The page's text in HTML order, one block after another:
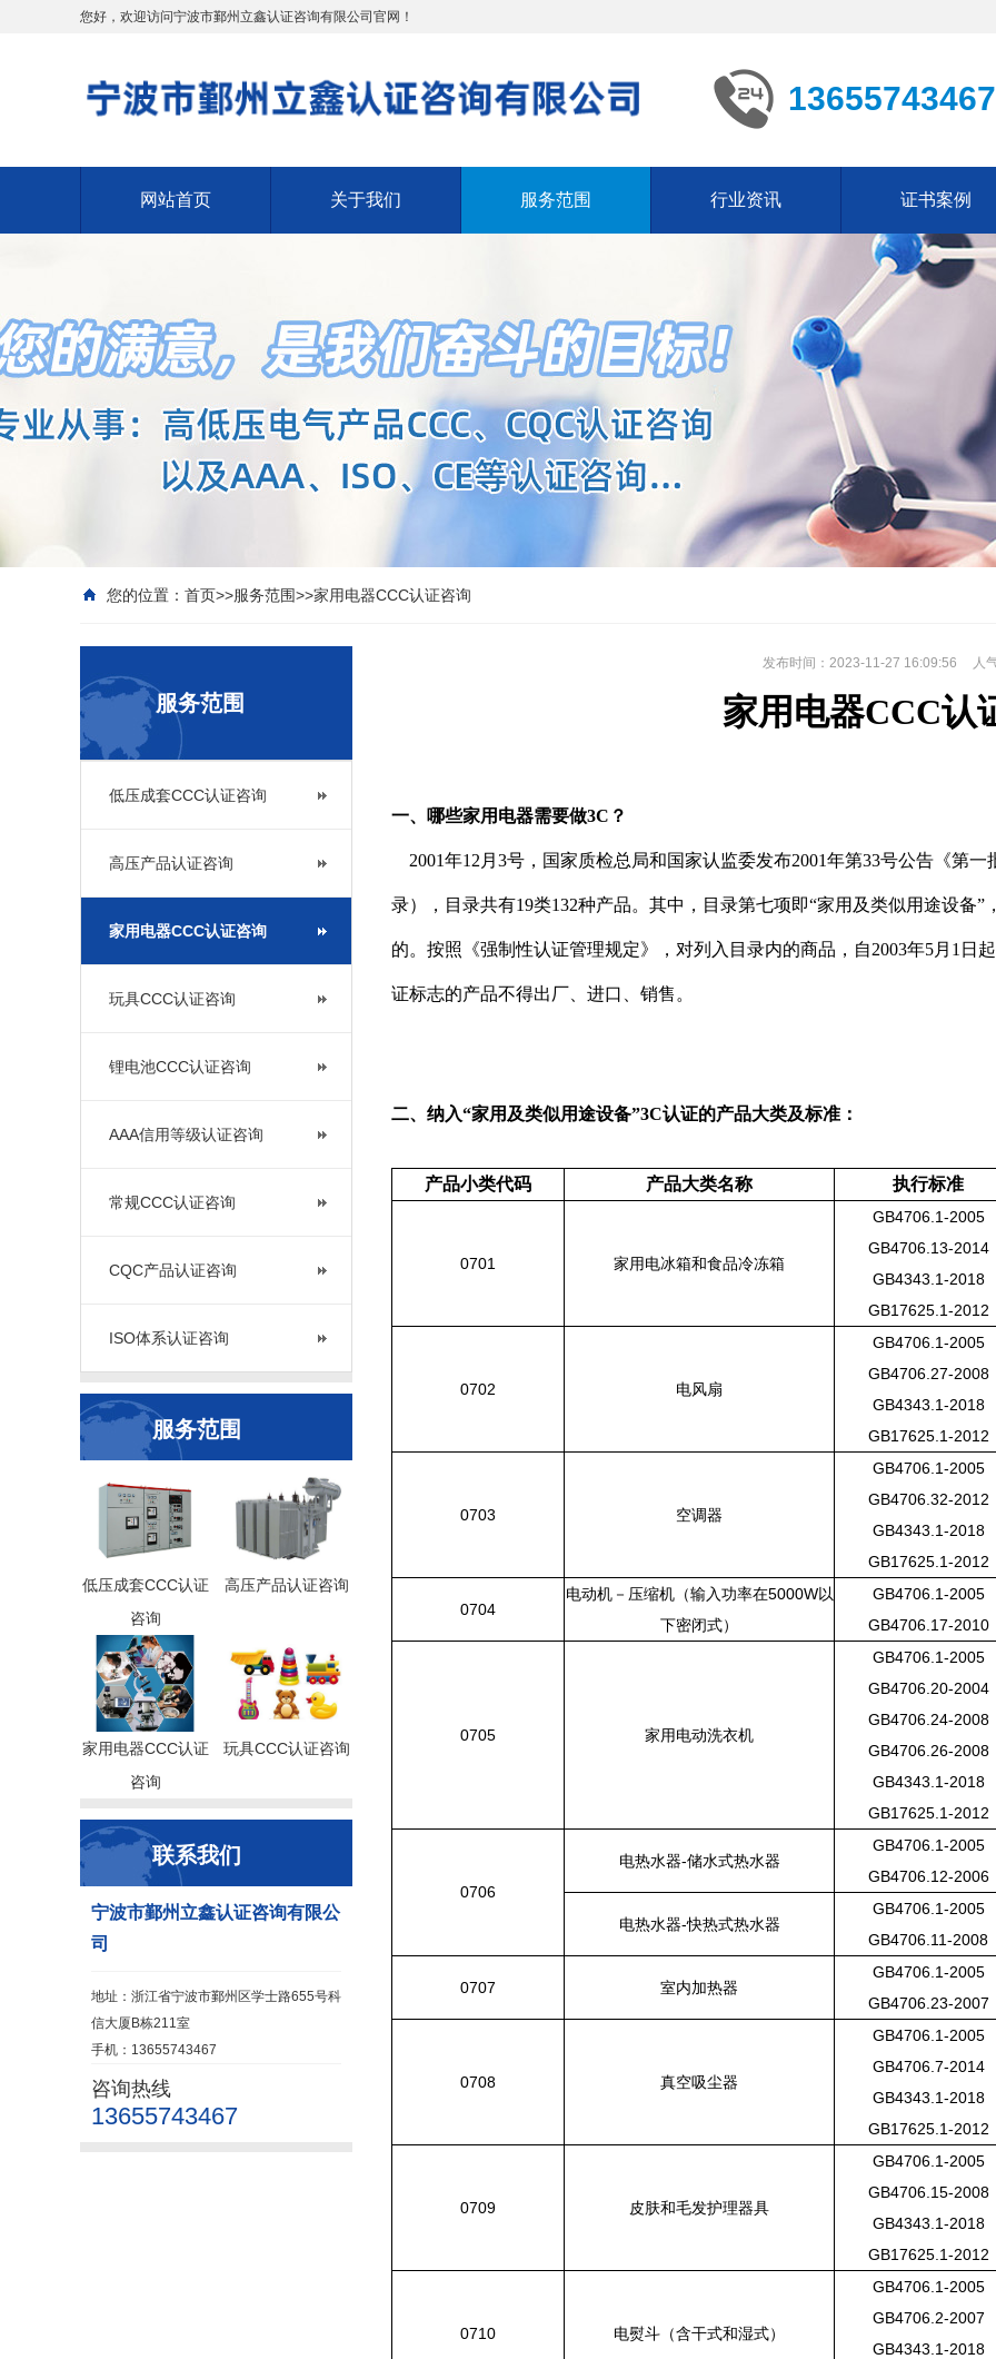
您好，欢迎访问宁波市鄞州立鑫认证咨询有限公司官网！
13655743467
网站首页 关于我们 服务范围 行业资讯 证书案例
您的位置： 首页>>服务范围>>家用电器CCC认证咨询
服务范围
低压成套CCC认证咨询
高压产品认证咨询
家用电器CCC认证咨询
玩具CCC认证咨询
锂电池CCC认证咨询
AAA信用等级认证咨询
常规CCC认证咨询
CQC产品认证咨询
ISO体系认证咨询
服务范围
低压成套CCC认证
咨询
高压产品认证咨询
家用电器CCC认证
咨询
玩具CCC认证咨询
联系我们
宁波市鄞州立鑫认证咨询有限公
司
地址：浙江省宁波市鄞州区学士路655号科
信大厦B栋211室
手机：13655743467
咨询热线
13655743467
发布时间：2023-11-27 16:09:56 人
家用电器CCC认
一、哪些家用电器需要做3C？
2001年12月3号，国家质检总局和国家认监委发布2001年第33号公告《第
录），目录共有19类132种产品。其中，目录第七项即“家用及类似用途设备
的。按照《强制性认证管理规定》，对列入目录内的商品 ，自2003年5月1日
证标志的产品不得出厂、进口、销售。
二、纳入“家用及类似用途设备”3C认证的产品大类及标准：
产品小类代码 产品大类名称 执行标准
0701 家用电冰箱和食品冷冻箱
GB4706.1-2005
GB4706.13-2014
GB4343.1-2018
GB17625.1-2012
0702 电风扇
GB4706.1-2005
GB4706.27-2008
GB4343.1-2018
GB17625.1-2012
0703 空调器
GB4706.1-2005
GB4706.32-2012
GB4343.1-2018
GB17625.1-2012
0704
电动机－压缩机（输入功率在5000W以
下密闭式）
GB4706.1-2005
GB4706.17-2010
0705 家用电动洗衣机
GB4706.1-2005
GB4706.20-2004
GB4706.24-2008
GB4706.26-2008
GB4343.1-2018
GB17625.1-2012
0706
电热水器-储水式热水器
GB4706.1-2005
GB4706.12-2006
电热水器-快热式热水器
GB4706.1-2005
GB4706.11-2008
0707 室内加热器
GB4706.1-2005
GB4706.23-2007
0708 真空吸尘器
GB4706.1-2005
GB4706.7-2014
GB4343.1-2018
GB17625.1-2012
0709 皮肤和毛发护理器具
GB4706.1-2005
GB4706.15-2008
GB4343.1-2018
GB17625.1-2012
0710 电熨斗（含干式和湿式）
GB4706.1-2005
GB4706.2-2007
GB4343.1-2018